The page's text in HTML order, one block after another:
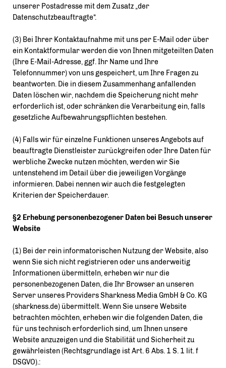
unserer Postadresse mit dem Zusatz „der
Datenschutzbeauftragte“.
(3) Bei Ihrer Kontaktaufnahme mit uns per E-Mail oder über
ein Kontaktformular werden die von Ihnen mitgeteilten Daten
(Ihre E-Mail-Adresse, ggf. Ihr Name und Ihre
Telefonnummer) von uns gespeichert, um Ihre Fragen zu
beantworten. Die in diesem Zusammenhang anfallenden
Daten löschen wir, nachdem die Speicherung nicht mehr
erforderlich ist, oder schränken die Verarbeitung ein, falls
gesetzliche Aufbewahrungspflichten bestehen.
(4) Falls wir für einzelne Funktionen unseres Angebots auf
beauftragte Dienstleister zurückgreifen oder Ihre Daten für
werbliche Zwecke nutzen möchten, werden wir Sie
untenstehend im Detail über die jeweiligen Vorgänge
informieren. Dabei nennen wir auch die festgelegten
Kriterien der Speicherdauer.
§2 Erhebung personenbezogener Daten bei Besuch unserer
Website
(1) Bei der rein informatorischen Nutzung der Website, also
wenn Sie sich nicht registrieren oder uns anderweitig
Informationen übermitteln, erheben wir nur die
personenbezogenen Daten, die Ihr Browser an unseren
Server unseres Providers Sharkness Media GmbH & Co. KG
(sharkness.de) übermittelt. Wenn Sie unsere Website
betrachten möchten, erheben wir die folgenden Daten, die
für uns technisch erforderlich sind, um Ihnen unsere
Website anzuzeigen und die Stabilität und Sicherheit zu
gewährleisten (Rechtsgrundlage ist Art. 6 Abs. 1 S. 1 lit. f
DSGVO).: